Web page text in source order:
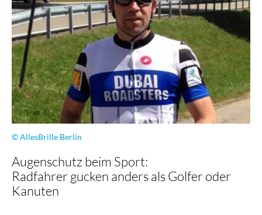
© AllesBrille Berlin
Augenschutz beim Sport:
Radfahrer gucken anders als Golfer oder
Kanuten